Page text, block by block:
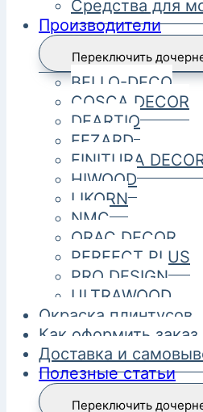
Средства для
Производители
Переключить
BELLO-DECO
COSCA DECOR
DEARTIO
FEZARD
FINITURA
HIWOOD
LIKORN
NMC
ORAC DECOR
PERFECT PLUS
PRO DESIGN
ULTRAWOOD
Окраска плинтусов
Как оформить заказ
Доставка и
Полезные статьи
Переключить